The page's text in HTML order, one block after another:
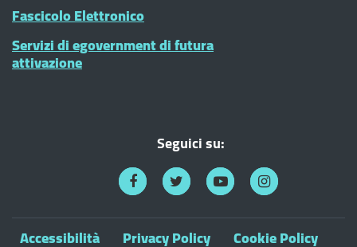
Fascicolo Elettronico
Servizi di egovernment di futura
attivazione
Seguici su:
Accessibilità Privacy Policy Cookie Policy